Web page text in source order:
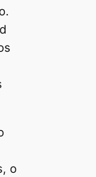
o